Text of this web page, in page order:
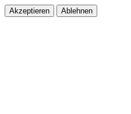
Akzeptieren Ablehnen